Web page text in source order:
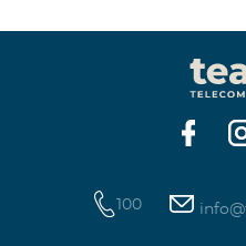
բաժանորդագրություն
ծառայությունների փաթեթներին։
փաթեթի
ծանոթանալ այստեղ։
100